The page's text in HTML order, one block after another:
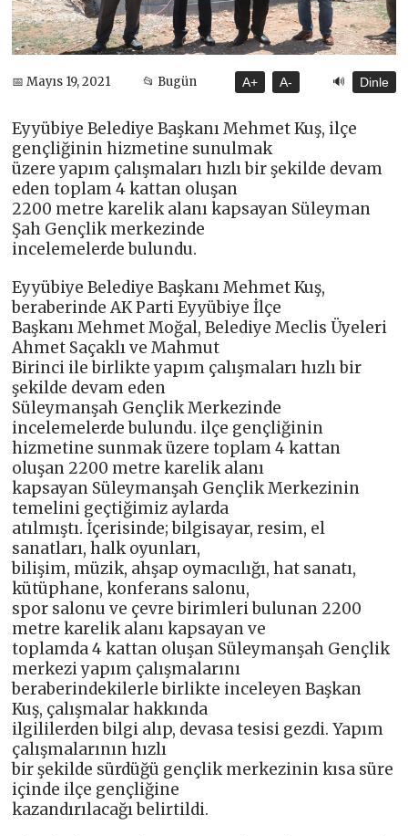
📅 Mayıs 19, 2021 📂 Bugün A+ A- 🔊 Dinle
Eyyübiye Belediye Başkanı Mehmet Kuş, ilçe
gençliğinin hizmetine sunulmak
üzere yapım çalışmaları hızlı bir şekilde devam
eden toplam 4 kattan oluşan
2200 metre karelik alanı kapsayan Süleyman
Şah Gençlik merkezinde
incelemelerde bulundu.
Eyyübiye Belediye Başkanı Mehmet Kuş,
beraberinde AK Parti Eyyübiye İlçe
Başkanı Mehmet Moğal, Belediye Meclis Üyeleri
Ahmet Saçaklı ve Mahmut
Birinci ile birlikte yapım çalışmaları hızlı bir
şekilde devam eden
Süleymanşah Gençlik Merkezinde
incelemelerde bulundu. ilçe gençliğinin
hizmetine sunmak üzere toplam 4 kattan
oluşan 2200 metre karelik alanı
kapsayan Süleymanşah Gençlik Merkezinin
temelini geçtiğimiz aylarda
atılmıştı. İçerisinde; bilgisayar, resim, el
sanatları, halk oyunları,
bilişim, müzik, ahşap oymacılığı, hat sanatı,
kütüphane, konferans salonu,
spor salonu ve çevre birimleri bulunan 2200
metre karelik alanı kapsayan ve
toplamda 4 kattan oluşan Süleymanşah Gençlik
merkezi yapım çalışmalarını
beraberindekilerle birlikte inceleyen Başkan
Kuş, çalışmalar hakkında
ilgililerden bilgi alıp, devasa tesisi gezdi. Yapım
çalışmalarının hızlı
bir şekilde sürdüğü gençlik merkezinin kısa süre
içinde ilçe gençliğine
kazandırılacağı belirtildi.